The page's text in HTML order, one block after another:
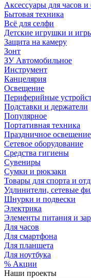
Аксессуары для часов и
Бытовая техника
Всё для селфи
Детские игрушки и
Защита на камеру
Зонт
ЗУ Автомобильное
Инструмент
Канцелярия
Освещение
Периферийные
Подставки и держатели
Популярное
Портативная техника
Праздничное освещение
Сетевое оборудование
Средства гигиены
Сувениры
Сумки и рюкзаки
Товары для спорта и
Удлинители, сетевые
Шнурки и подвески
Электрика
Элементы питания и
Для часов
Для смартфона
Для планшета
Для ноутбука
% Акции
Наши проекты